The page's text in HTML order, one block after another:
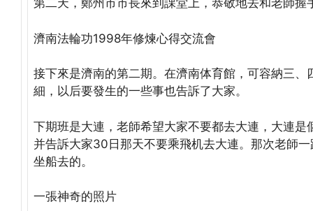
第二天，鄭州市市長來到課堂上，恭敬地去和老師
濟南法輪功1998年修煉心得交流會
接下來是濟南的第二期。在濟南体育館，可容納三
細，以后要發生的一些事也告訴了大家。
下期班是大連，老師希望大家不要都去大連，大連
并告訴大家30日那天不要乘飛机去大連。那次老師
坐船去的。
一張神奇的照片